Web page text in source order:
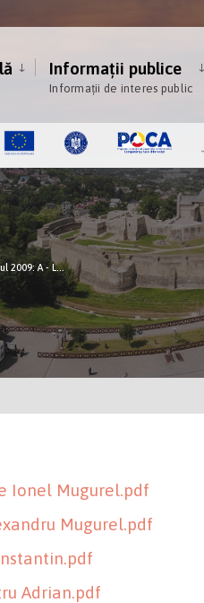
Informații publice
Informații de interes public
2009: A - L...
Ionel Mugurel.pdf
Mugurel.pdf
Adrian.pdf